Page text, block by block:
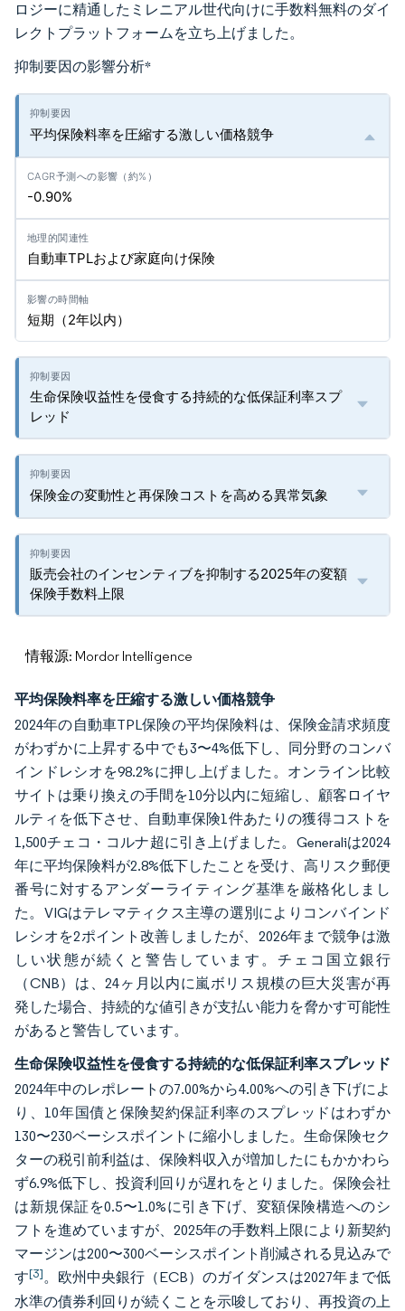
ロジーに精通したミレニアル世代向けに手数料無料のダイ
レクトプラットフォームを立ち上げました。
抑制要因の影響分析*
平均保険料率を圧縮する激しい価格競争
-0.90%
自動車TPLおよび家庭向け保険
短期（2年以内）
生命保険収益性を侵食する持続的な低保証利率スプ
レッド
保険金の変動性と再保険コストを高める異常気象
販売会社のインセンティブを抑制する2025年の変額
保険手数料上限
情報源: Mordor Intelligence
平均保険料率を圧縮する激しい価格競争
2024年の自動車TPL保険の平均保険料は、保険金請求頻度
がわずかに上昇する中でも3〜4%低下し、同分野のコンバ
インドレシオを98.2%に押し上げました。オンライン比較
サイトは乗り換えの手間を10分以内に短縮し、顧客ロイヤ
ルティを低下させ、自動車保険1件あたりの獲得コストを
1,500チェコ・コルナ超に引き上げました。Generaliは2024
年に平均保険料が2.8%低下したことを受け、高リスク郵便
番号に対するアンダーライティング基準を厳格化しまし
た。VIGはテレマティクス主導の選別によりコンバインド
レシオを2ポイント改善しましたが、2026年まで競争は激
しい状態が続くと警告しています。チェコ国立銀行
（CNB）は、24ヶ月以内に嵐ボリス規模の巨大災害が再
発した場合、持続的な値引きが支払い能力を脅かす可能性
があると警告しています。
生命保険収益性を侵食する持続的な低保証利率スプレッド
2024年中のレポレートの7.00%から4.00%への引き下げによ
り、10年国債と保険契約保証利率のスプレッドはわずか
130〜230ベーシスポイントに縮小しました。生命保険セク
ターの税引前利益は、保険料収入が増加したにもかかわら
ず6.9%低下し、投資利回りが遅れをとりました。保険会社
は新規保証を0.5〜1.0%に引き下げ、変額保険構造へのシ
フトを進めていますが、2025年の手数料上限により新契約
マージンは200〜300ベーシスポイント削減される見込みで
す[3]。欧州中央銀行（ECB）のガイダンスは2027年まで低
水準の債券利回りが続くことを示唆しており、再投資の上